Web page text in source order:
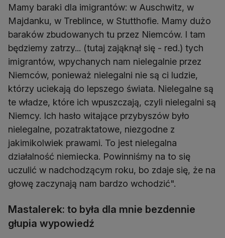
Mamy baraki dla imigrantów: w Auschwitz, w
Majdanku, w Treblince, w Stutthofie. Mamy dużo
baraków zbudowanych tu przez Niemców. I tam
będziemy zatrzy... (tutaj zająknął się - red.) tych
imigrantów, wpychanych nam nielegalnie przez
Niemców, ponieważ nielegalni nie są ci ludzie,
którzy uciekają do lepszego świata. Nielegalne są
te władze, które ich wpuszczają, czyli nielegalni są
Niemcy. Ich hasło witające przybyszów było
nielegalne, pozatraktatowe, niezgodne z
jakimikolwiek prawami. To jest nielegalna
działalność niemiecka. Powinniśmy na to się
uczulić w nadchodzącym roku, bo zdaje się, że na
głowę zaczynają nam bardzo wchodzić".
Mastalerek: to była dla mnie bezdennie
głupia wypowiedź